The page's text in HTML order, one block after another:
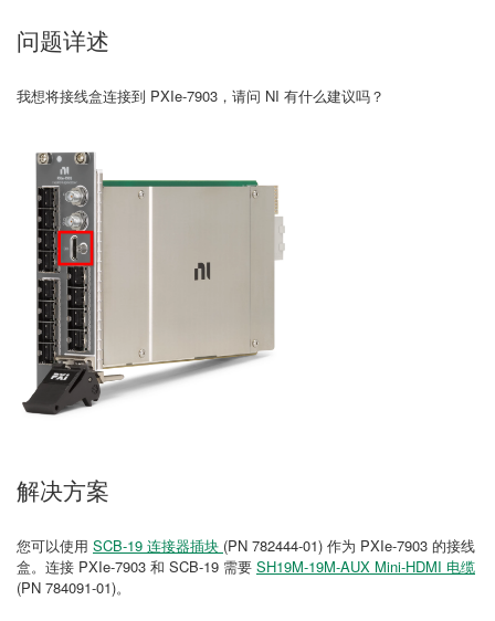
问题详述
我想将接线盒连接到 PXIe-7903，请问 NI 有什么建议吗？
解决方案
您可以使用 SCB-19 连接器插块 (PN 782444-01) 作为 PXIe-7903 的接线
盒。连接 PXIe-7903 和 SCB-19 需要 SH19M-19M-AUX Mini-HDMI 电缆
(PN 784091-01)。